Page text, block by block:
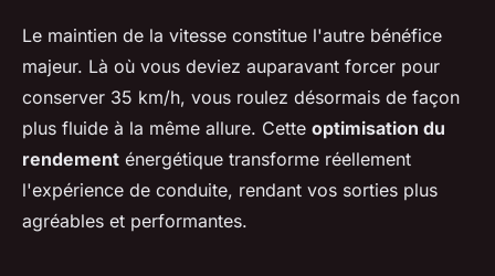
Le maintien de la vitesse constitue l'autre bénéfice
majeur. Là où vous deviez auparavant forcer pour
conserver 35 km/h, vous roulez désormais de façon
plus fluide à la même allure. Cette optimisation du
rendement énergétique transforme réellement
l'expérience de conduite, rendant vos sorties plus
agréables et performantes.